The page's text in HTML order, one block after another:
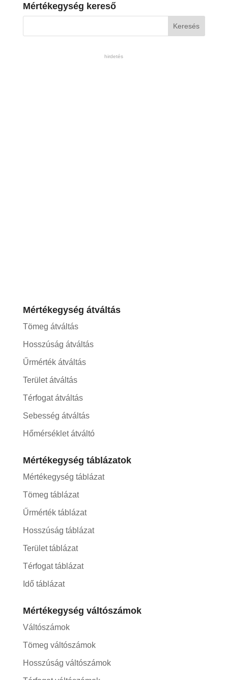
Mértékegység kereső
hirdetés
Mértékegység átváltás
Tömeg átváltás
Hosszúság átváltás
Űrmérték átváltás
Terület átváltás
Térfogat átváltás
Sebesség átváltás
Hőmérséklet átváltó
Mértékegység táblázatok
Mértékegység táblázat
Tömeg táblázat
Űrmérték táblázat
Hosszúság táblázat
Terület táblázat
Térfogat táblázat
Idő táblázat
Mértékegység váltószámok
Váltószámok
Tömeg váltószámok
Hosszúság váltószámok